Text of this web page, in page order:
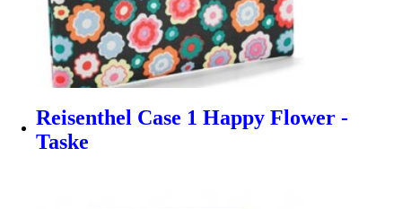
Reisenthel Case 1 Happy Flower -
Taske